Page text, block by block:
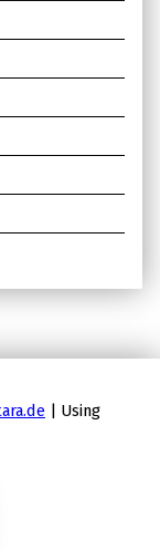
| Using